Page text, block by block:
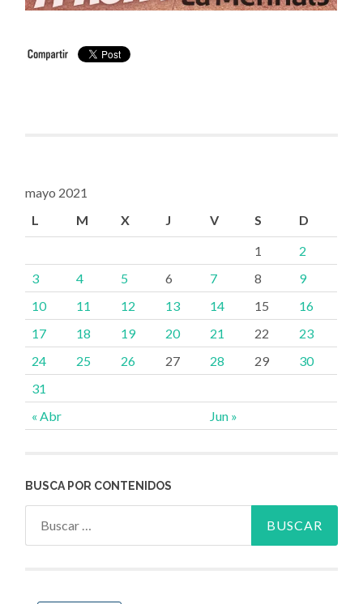
mayo 2021
L
M X J V S D
« Abr Jun »
1
2
3
4 5 6 7 8
9
10
11 12 13 14 15
16
17
18 19 20 21 22
23
24
25 26 27 28 29
30
31
BUSCA POR CONTENIDOS